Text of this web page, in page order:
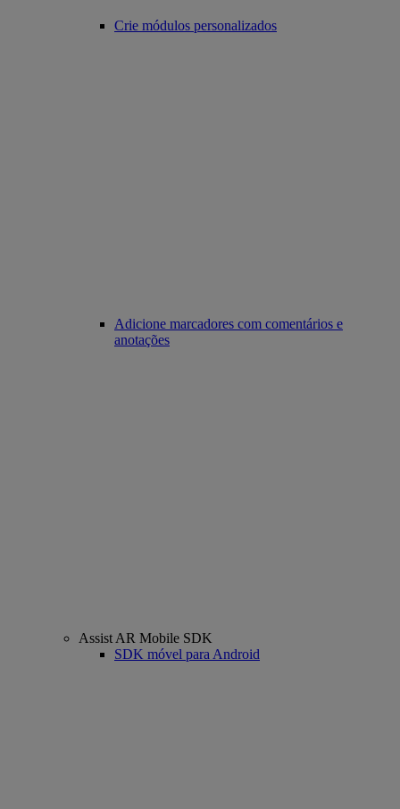
Crie módulos personalizados
Adicione marcadores com comentários e
anotações
Assist AR Mobile SDK
SDK móvel para Android